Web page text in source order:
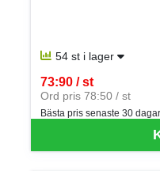
54 st i lager
73:90 / st
SEK per ST
Ord pris 78:50 / st
Bästa pris senaste 30